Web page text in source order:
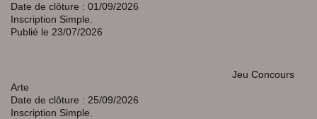
Date de clôture : 01/09/2026
Inscription Simple.
Publié le 23/07/2026
Jeu Concours
Arte
Date de clôture : 25/09/2026
Inscription Simple.